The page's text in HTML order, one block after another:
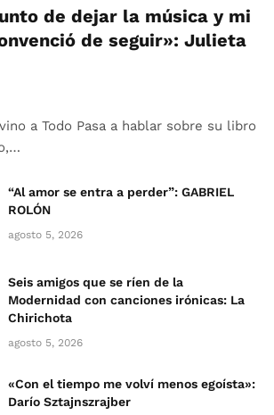
de dejar la música y mi
de seguir»: Julieta
a Todo Pasa a hablar sobre su libro
“Al amor se entra a perder”: GABRIEL
ROLÓN
agosto 5, 2026
Seis amigos que se ríen de la
Modernidad con canciones irónicas: La
Chirichota
agosto 5, 2026
«Con el tiempo me volví menos egoísta»:
Darío Sztajnszrajber